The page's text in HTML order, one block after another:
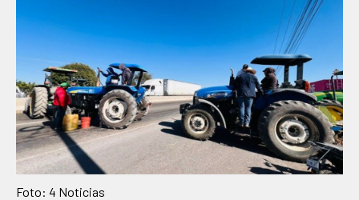
Foto: 4 Noticias